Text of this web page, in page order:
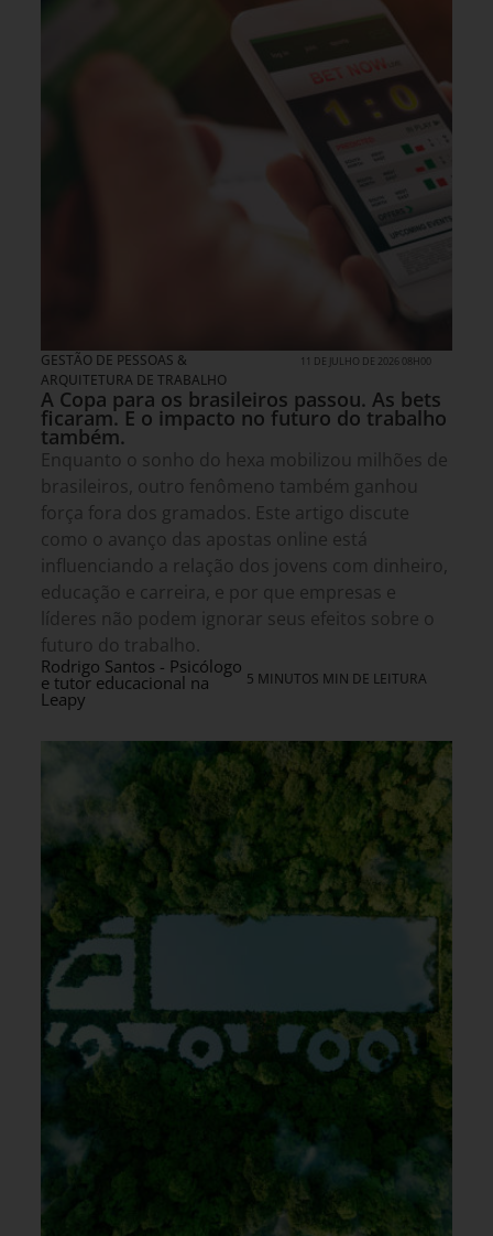
GESTÃO DE PESSOAS &
ARQUITETURA DE TRABALHO
11 DE JULHO DE 2026 08H00
A Copa para os brasileiros passou. As bets
ficaram. E o impacto no futuro do trabalho
também.
Enquanto o sonho do hexa mobilizou milhões de
brasileiros, outro fenômeno também ganhou
força fora dos gramados. Este artigo discute
como o avanço das apostas online está
influenciando a relação dos jovens com dinheiro,
educação e carreira, e por que empresas e
líderes não podem ignorar seus efeitos sobre o
futuro do trabalho.
Rodrigo Santos - Psicólogo
e tutor educacional na
Leapy
5 MINUTOS MIN DE LEITURA